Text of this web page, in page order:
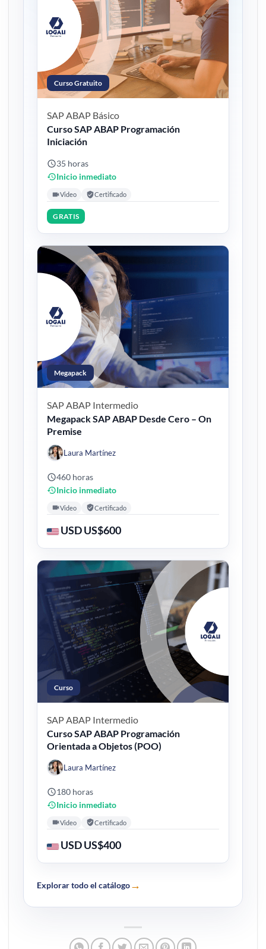
Curso Gratuito
SAP ABAP Básico
Curso SAP ABAP Programación
Iniciación
35 horas
Inicio inmediato
Video Certificado
GRATIS
Megapack
SAP ABAP Intermedio
Megapack SAP ABAP Desde Cero – On
Premise
Laura Martínez
460 horas
Inicio inmediato
Video Certificado
USD US$600
Curso
SAP ABAP Intermedio
Curso SAP ABAP Programación
Orientada a Objetos (POO)
Laura Martínez
180 horas
Inicio inmediato
Video Certificado
USD US$400
Explorar todo el catálogo→